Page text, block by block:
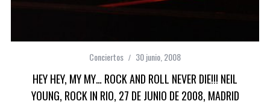
Conciertos 30 junio, 2008
HEY HEY, MY MY… ROCK AND ROLL NEVER DIE!!! NEIL
YOUNG, ROCK IN RIO, 27 DE JUNIO DE 2008, MADRID